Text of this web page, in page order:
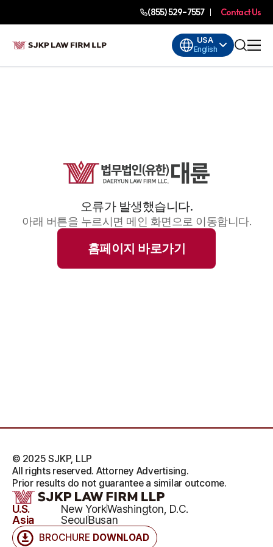
(855) 529-7557 Contact Us
USA
English
오류가 발생했습니다.
아래 버튼을 누르시면 메인 화면으로 이동합니다.
홈페이지 바로가기
BROCHURE DOWNLOAD
U.S. New YorkWashington, D.C.
Asia
SeoulBusan
© 2025 SJKP, LLP
All rights reserved. Attorney Advertising.
Prior results do not guarantee a similar outcome.